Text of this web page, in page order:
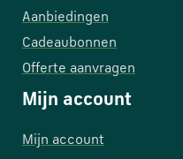
Aanbiedingen
Cadeaubonnen
Offerte aanvragen
Mijn account
Mijn account